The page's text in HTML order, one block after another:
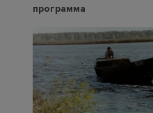
программа